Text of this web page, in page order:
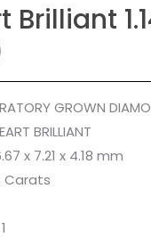
Brilliant
GROWN
BRILLIANT
x 7.21 x 4.18 mm
Carats